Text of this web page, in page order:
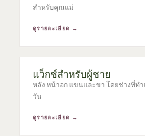
สำหรับคุณแม่
ดูรายละเอียด →
แว็กซ์สำหรับผู้ชาย
หลัง หน้าอก แขนและขา โดยช่างที่ทำ
วัน
ดูรายละเอียด →